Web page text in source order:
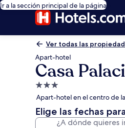
Ir a la sección principal de la página
Ver todas las
Apart-hotel
Casa
Propiedad
de
3.0
estrellas
Apart-hotel en el centro de
Elige las fechas
¿A dónde quieres